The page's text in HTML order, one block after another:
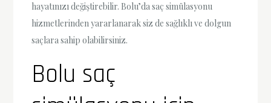
hayatınızı değiştirebilir. Bolu’da saç simülasyonu
hizmetlerinden yararlanarak siz de sağlıklı ve dolgun
saçlara sahip olabilirsiniz.
Bolu saç